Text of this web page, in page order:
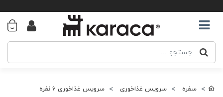
سفره سرویس غذاخوری
سرویس غذاخوری 6 نفره